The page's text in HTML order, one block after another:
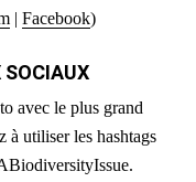
| Facebook)
SOCIAUX
avec le plus grand
à utiliser les hashtags